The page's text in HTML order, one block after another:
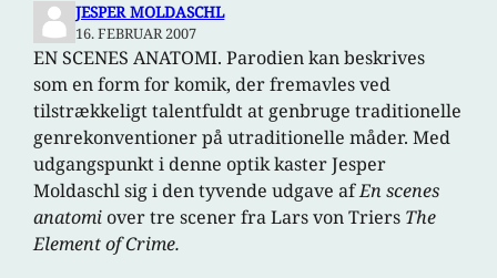
JESPER MOLDASCHL
16. FEBRUAR 2007
EN SCENES ANATOMI. Parodien kan beskrives
som en form for komik, der fremavles ved
tilstrækkeligt talentfuldt at genbruge traditionelle
genrekonventioner på utraditionelle måder. Med
udgangspunkt i denne optik kaster Jesper
Moldaschl sig i den tyvende udgave afEn scenes
anatomi over tre scener fra Lars von Triers The
Element of Crime.